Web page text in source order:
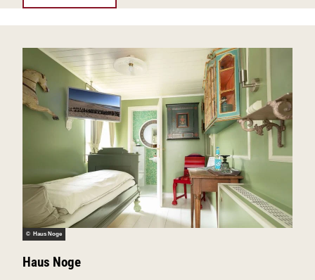
© Haus Noge
Haus Noge